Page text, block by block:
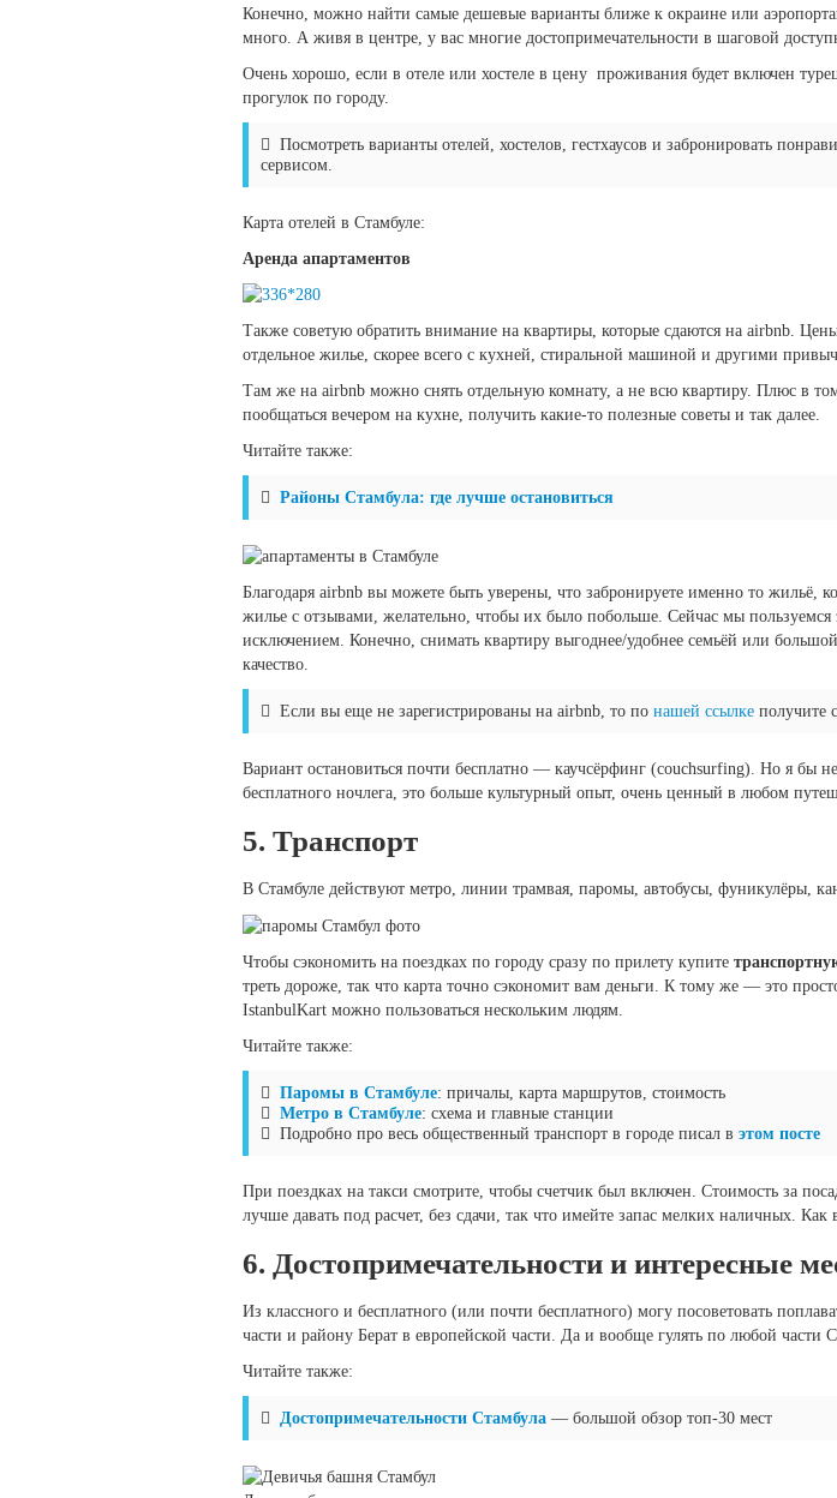
Конечно, можно найти самые дешевые варианты ближе к окраине или
много. А живя в центре, у вас многие достопримечательности в шаговой
Очень хорошо, если в отеле или хостеле в цену проживания будет включен
прогулок по городу.
Посмотреть варианты отелей, хостелов, гестхаусов и забронировать
сервисом.
Карта отелей в Стамбуле:
Аренда апартаментов
Также советую обратить внимание на квартиры, которые сдаются на airbnb.
отдельное жилье, скорее всего с кухней, стиральной машиной и другими
Там же на airbnb можно снять отдельную комнату, а не всю квартиру. Плюс в
пообщаться вечером на кухне, получить какие-то полезные советы и так далее.
Читайте также:
Районы Стамбула: где лучше остановиться
Благодаря airbnb вы можете быть уверены, что забронируете именно то жильё,
жилье с отзывами, желательно, чтобы их было побольше. Сейчас мы
исключением. Конечно, снимать квартиру выгоднее/удобнее семьёй или
качество.
Если вы еще не зарегистрированы на airbnb, то по нашей ссылке получите
Вариант остановиться почти бесплатно — каучсёрфинг (couchsurfing). Но я бы
бесплатного ночлега, это больше культурный опыт, очень ценный в любом
5. Транспорт
В Стамбуле действуют метро, линии трамвая, паромы, автобусы, фуникулёры,
Чтобы сэкономить на поездках по городу сразу по прилету купите
треть дороже, так что карта точно сэкономит вам деньги. К тому же — это
IstanbulKart можно пользоваться нескольким людям.
Читайте также:
Паромы в Стамбуле: причалы, карта маршрутов, стоимость
Метро в Стамбуле: схема и главные станции
Подробно про весь общественный транспорт в городе писал в этом посте
При поездках на такси смотрите, чтобы счетчик был включен. Стоимость за
лучше давать под расчет, без сдачи, так что имейте запас мелких наличных.
6. Достопримечательности и интересные
Из классного и бесплатного (или почти бесплатного) могу посоветовать
части и району Берат в европейской части. Да и вообще гулять по любой части
Читайте также:
Достопримечательности Стамбула — большой обзор топ-30 мест